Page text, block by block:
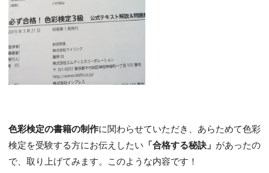
色彩検定の書籍の制作に関わらせていただき、あらためて色彩
検定を受験する方にお伝えしたい 「合格する秘訣」 があったの
で、取り上げてみます。このような内容です！